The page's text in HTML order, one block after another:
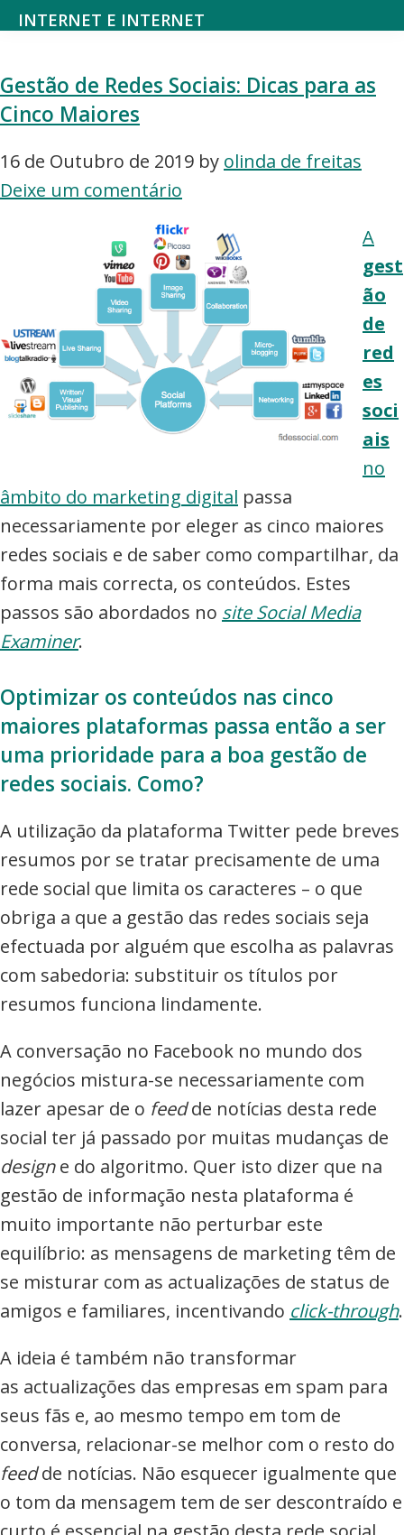
Saltar
o
menu
principal
Skip
main
content
INTERNET E INTERNET
aborda
alojamento,
domínios,
SEO,
marketing
redes
sociais,
e-
commerce,
muito
mais
Gestão de Redes Sociais: Dicas para as
Cinco Maiores
16 de Outubro de 2019 by olinda de freitas
Deixe um comentário
A
gest
ão
de
red
es
soci
ais
no
âmbito do marketing digital passa
necessariamente por eleger as cinco maiores
redes sociais e de saber como compartilhar, da
forma mais correcta, os conteúdos. Estes
passos são abordados no site Social Media
Examiner.
Optimizar os conteúdos nas cinco
maiores plataformas passa então a ser
uma prioridade para a boa gestão de
redes sociais. Como?
A utilização da plataforma Twitter pede breves
resumos por se tratar precisamente de uma
rede social que limita os caracteres – o que
obriga a que a gestão das redes sociais seja
efectuada por alguém que escolha as palavras
com sabedoria: substituir os títulos por
resumos funciona lindamente.
A conversação no Facebook no mundo dos
negócios mistura-se necessariamente com
lazer apesar de o feedde notícias desta rede
social ter já passado por muitas mudanças de
designe do algoritmo. Quer isto dizer que na
gestão de informação nesta plataforma é
muito importante não perturbar este
equilíbrio: as mensagens de marketing têm de
se misturar com as actualizações de status de
amigos e familiares, incentivando click-through.
A ideia é também não transformar
as actualizações das empresas em spam para
seus fãs e, ao mesmo tempo em tom de
conversa, relacionar-se melhor com o resto do
feedde notícias. Não esquecer igualmente que
o tom da mensagem tem de ser descontraído e